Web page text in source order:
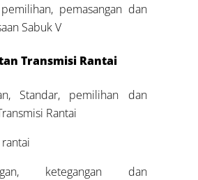
pemasangan dan
Sabuk V
Transmisi Rantai
Standar, pemilihan dan
Rantai
ketegangan dan